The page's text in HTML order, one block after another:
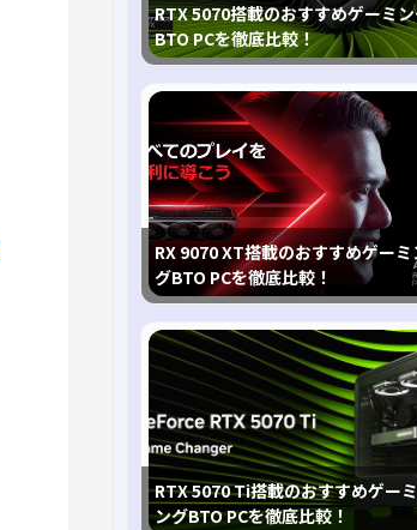
RTX 5070搭載のおすすめゲーミ
BTO PCを徹底比較！
RX 9070 XT搭載のおすすめゲーミ
グBTO PCを徹底比較！
RTX 5070 Ti搭載のおすすめゲーミ
ングBTO PCを徹底比較！